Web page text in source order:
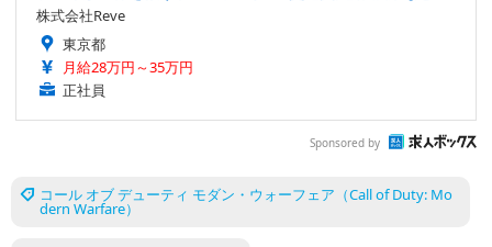
株式会社Reve
東京都
月給28万円～35万円
正社員
Sponsored by
コール オブ デューティ モダン・ウォーフェア（Call of Duty: Mo
dern Warfare）